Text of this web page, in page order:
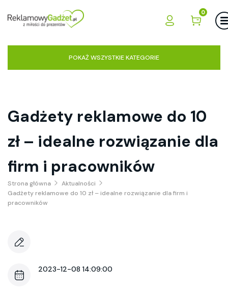
0
POKAŻ WSZYSTKIE KATEGORIE
Gadżety reklamowe do 10
zł – idealne rozwiązanie dla
firm i pracowników
Strona główna
Aktualności
Gadżety reklamowe do 10 zł – idealne rozwiązanie dla firm i
pracowników
2023-12-08 14:09:00